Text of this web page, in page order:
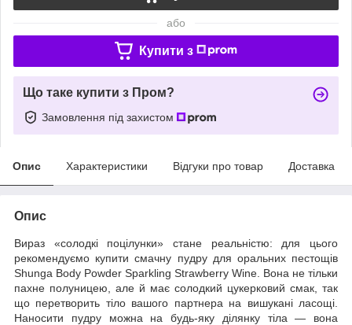
або
Купити з
Що таке купити з Пром?
Замовлення під захистом
Опис Характеристики Відгуки про товар Доставка
Опис
Вираз «солодкі поцілунки» стане реальністю: для цього
рекомендуємо купити смачну пудру для оральних пестощів
Shunga Body Powder Sparkling Strawberry Wine. Вона не тільки
пахне полуницею, але й має солодкий цукерковий смак, так
що перетворить тіло вашого партнера на вишукані ласощі.
Наносити пудру можна на будь-яку ділянку тіла — вона